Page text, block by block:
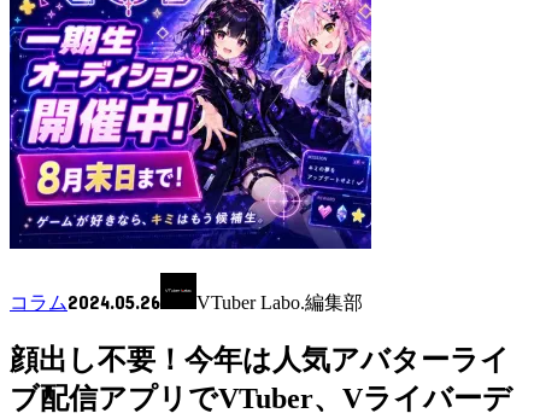
コラム2024.05.26 VTuber Labo.編集部
顔出し不要！今年は人気アバターライ
ブ配信アプリでVTuber、Vライバーデ